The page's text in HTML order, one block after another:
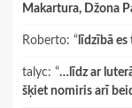
Makartura, Džona
Roberto: “ līdzībā
talyc: “…līdz ar
šķiet nomiris arī